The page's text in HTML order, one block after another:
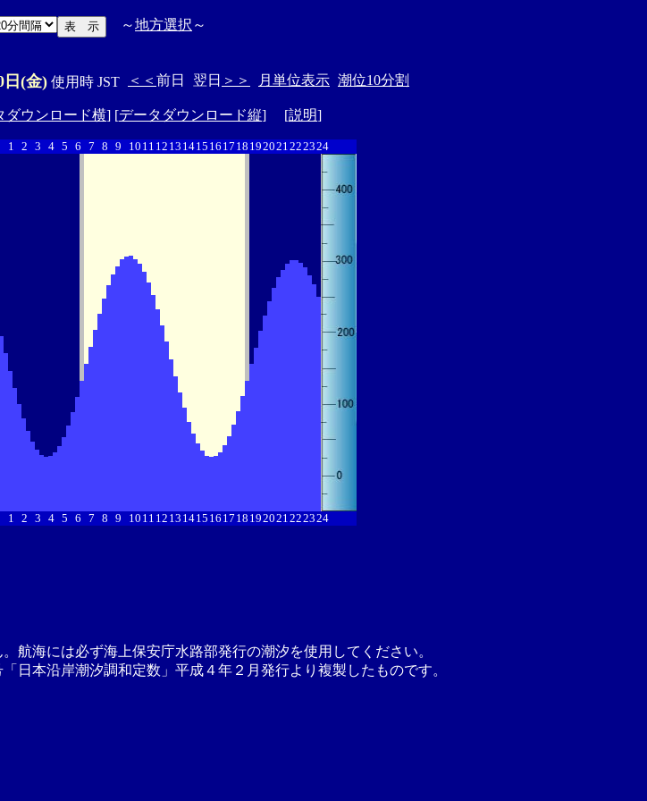
～地方選択 ～
日(金) 使用時 JST ＜＜ 前日 翌日 ＞＞ 月単位表示 潮位10分割
ダウンロード横] [データダウンロード縦] [説明]
1 2 3 4 5 6 7 8 9 10 11 12 13 1415 16 17 18 192021222324
1 2 3 4 5 6 7 8 9 10 11 12 13 1415 16 17 18 192021222324
航海には必ず海上保安庁水路部発行の潮汐を使用してください。
日本沿岸潮汐調和定数」平成４年２月発行より複製したものです。